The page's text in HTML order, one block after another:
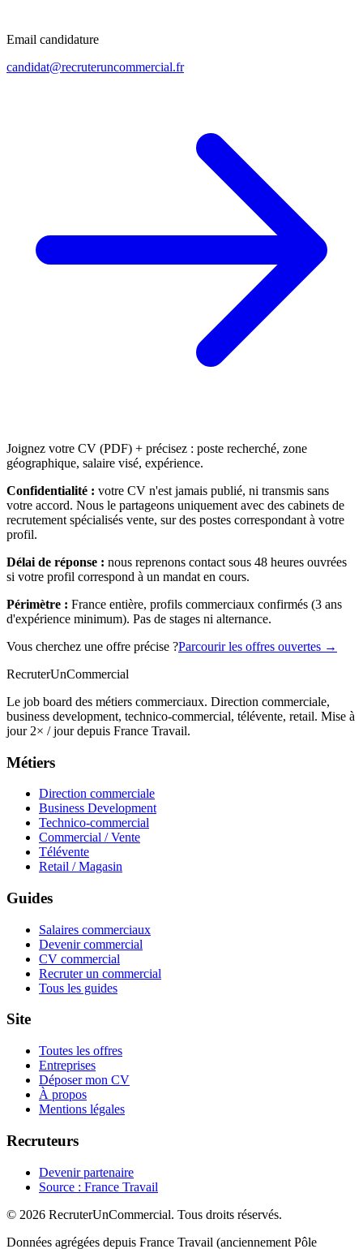
Email candidature
candidat@recruteruncommercial.fr
Joignez votre CV (PDF) + précisez : poste recherché, zone
géographique, salaire visé, expérience.
Confidentialité : votre CV n'est jamais publié, ni transmis sans
votre accord. Nous le partageons uniquement avec des cabinets de
recrutement spécialisés vente, sur des postes correspondant à votre
profil.
Délai de réponse : nous reprenons contact sous 48 heures ouvrées
si votre profil correspond à un mandat en cours.
Périmètre : France entière, profils commerciaux confirmés (3 ans
d'expérience minimum). Pas de stages ni alternance.
Vous cherchez une offre précise ?Parcourir les offres ouvertes →
RecruterUnCommercial
Le job board des métiers commerciaux. Direction commerciale,
business development, technico-commercial, télévente, retail. Mise à
jour 2× / jour depuis France Travail.
Métiers
Direction commerciale
Business Development
Technico-commercial
Commercial / Vente
Télévente
Retail / Magasin
Guides
Salaires commerciaux
Devenir commercial
CV commercial
Recruter un commercial
Tous les guides
Site
Toutes les offres
Entreprises
Déposer mon CV
À propos
Mentions légales
Recruteurs
Devenir partenaire
Source : France Travail
© 2026 RecruterUnCommercial. Tous droits réservés.
Données agrégées depuis France Travail (anciennement Pôle